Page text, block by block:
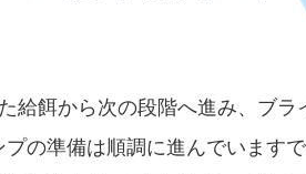
給餌から次の段階へ進み、ブ
の準備は順調に進んでいます